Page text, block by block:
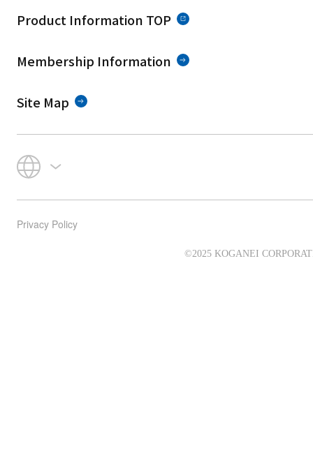
Product Information TOP
Membership Information
Site Map
Privacy Policy
©2025 KOGANEI